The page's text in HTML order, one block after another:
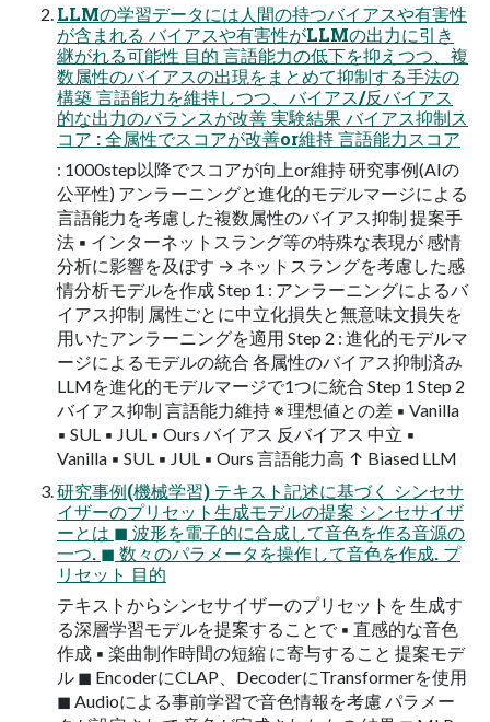
LLMの学習データには人間の持つバイアスや有害性
が含まれる バイアスや有害性がLLMの出力に引き
継がれる可能性 目的 言語能力の低下を抑えつつ、複
数属性のバイアスの出現をまとめて抑制する手法の
構築 言語能力を維持しつつ、バイアス/反バイアス
的な出力のバランスが改善 実験結果 バイアス抑制ス
コア : 全属性でスコアが改善or維持 言語能力スコア
: 1000step以降でスコアが向上or維持 研究事例(AIの
公平性) アンラーニングと進化的モデルマージによる
言語能力を考慮した複数属性のバイアス抑制 提案手
法 ▪ インターネットスラング等の特殊な表現が 感情
分析に影響を及ぼす → ネットスラングを考慮した感
情分析モデルを作成 Step 1 : アンラーニングによるバ
イアス抑制 属性ごとに中立化損失と無意味文損失を
用いたアンラーニングを適用 Step 2 : 進化的モデルマ
ージによるモデルの統合 各属性のバイアス抑制済み
LLMを進化的モデルマージで1つに統合 Step 1 Step 2
バイアス抑制 言語能力維持 ※ 理想値との差 ▪ Vanilla
▪ SUL ▪ JUL ▪ Ours バイアス 反バイアス 中立 ▪
Vanilla ▪ SUL ▪ JUL ▪ Ours 言語能力高 ↑ Biased LLM
研究事例(機械学習) テキスト記述に基づく シンセサ
イザーのプリセット生成モデルの提案 シンセサイザ
ーとは ◼ 波形を電子的に合成して音色を作る音源の
一つ. ◼ 数々のパラメータを操作して音色を作成. プ
リセット 目的
テキストからシンセサイザーのプリセットを 生成す
る深層学習モデルを提案することで ▪ 直感的な音色
作成 ▪ 楽曲制作時間の短縮 に寄与すること 提案モデ
ル ◼ EncoderにCLAP、DecoderにTransformerを使用
◼ Audioによる事前学習で音色情報を考慮 パラメー